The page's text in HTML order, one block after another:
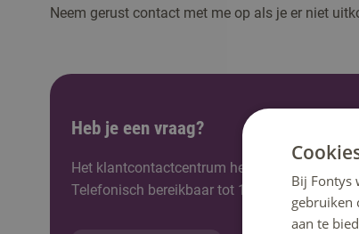
Neem gerust contact met me op als je er niet
Heb je een vraag?
Het klantcontactcentrum helpt je graag
Telefonisch bereikbaar tot 12:30u.
Bij Fontys
gebruiken
aan te